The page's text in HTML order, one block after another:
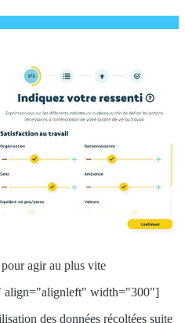
agir au plus vite
align="alignleft" width="300"]
des données récoltées suite